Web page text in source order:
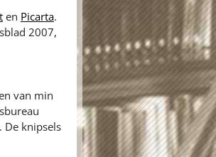
en Picarta.
2007,
van min
De knipsels